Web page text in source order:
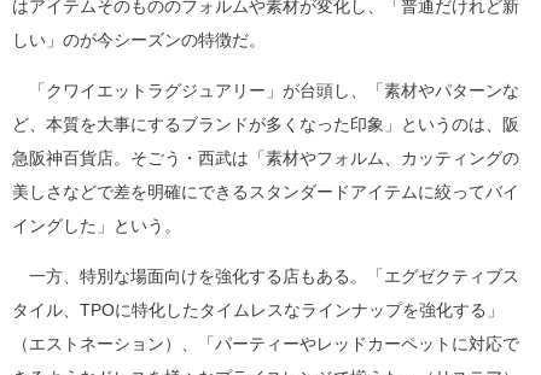
はアイテムそのもののフォルムや素材が変化し、「普通だけれど新
しい」のが今シーズンの特徴だ。
「クワイエットラグジュアリー」が台頭し、「素材やパターンな
ど、本質を大事にするブランドが多くなった印象」というのは、阪
急阪神百貨店。そごう・西武は「素材やフォルム、カッティングの
美しさなどで差を明確にできるスタンダードアイテムに絞ってバイ
イングした」という。
一方、特別な場面向けを強化する店もある。「エグゼクティブス
タイル、TPOに特化したタイムレスなラインナップを強化する」
（エストネーション）、「パーティーやレッドカーペットに対応で